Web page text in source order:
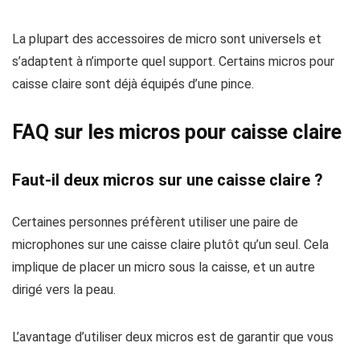
La plupart des accessoires de micro sont universels et
s’adaptent à n’importe quel support. Certains micros pour
caisse claire sont déjà équipés d’une pince.
FAQ sur les micros pour caisse claire
Faut-il deux micros sur une caisse claire ?
Certaines personnes préfèrent utiliser une paire de
microphones sur une caisse claire plutôt qu’un seul. Cela
implique de placer un micro sous la caisse, et un autre
dirigé vers la peau.
L’avantage d’utiliser deux micros est de garantir que vous